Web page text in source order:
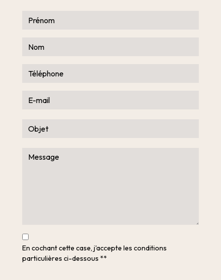
En cochant cette case, j'accepte les conditions
particulières ci-dessous **